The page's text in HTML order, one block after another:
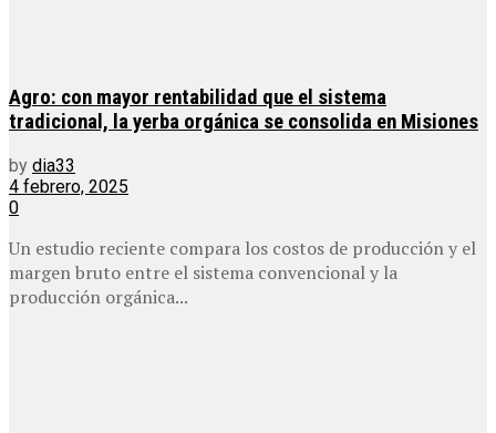
Agro: con mayor rentabilidad que el sistema
tradicional, la yerba orgánica se consolida en Misiones
by dia33
4 febrero, 2025
0
Un estudio reciente compara los costos de producción y el
margen bruto entre el sistema convencional y la
producción orgánica...